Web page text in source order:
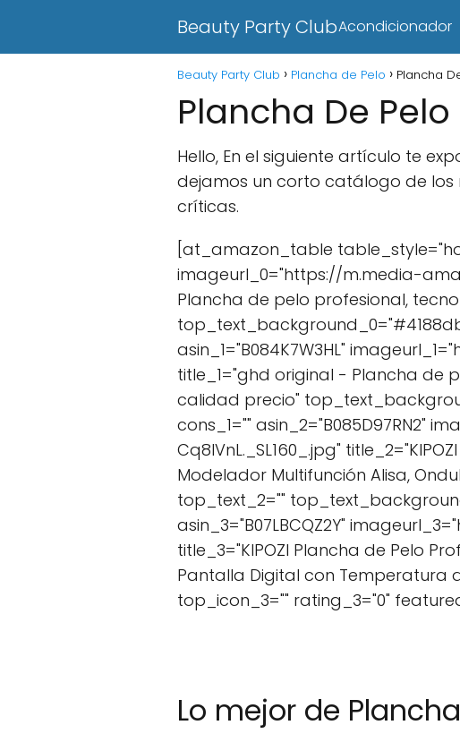
Beauty Party ClubAcondicionador
Beauty Party Club Plancha de Pelo Plancha
Plancha De
Hello, En el siguiente artículo te
dejamos un corto catálogo de
críticas.
[at_amazon_table
imageurl_0="https://m.media-
Plancha de pelo profesional,
asin_1="B084K7W3HL"
title_1="ghd original - Plancha de
calidad precio"
cons_1="" asin_2="B085D97RN2"
Cq8IVnL._SL160_.jpg"
Modelador Multifunción Alisa,
top_text_2=""
asin_3="B07LBCQZ2Y"
title_3="KIPOZI Plancha de Pelo
Pantalla Digital con Temperatura
top_icon_3="" rating_3="0"
Lo mejor de